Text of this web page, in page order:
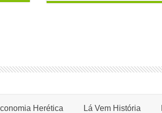
Herética Lá Vem História